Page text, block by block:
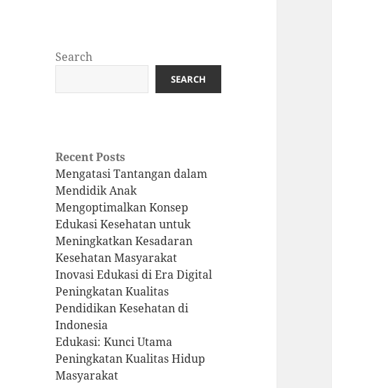
Search
SEARCH
Recent Posts
Mengatasi Tantangan dalam
Mendidik Anak
Mengoptimalkan Konsep
Edukasi Kesehatan untuk
Meningkatkan Kesadaran
Kesehatan Masyarakat
Inovasi Edukasi di Era Digital
Peningkatan Kualitas
Pendidikan Kesehatan di
Indonesia
Edukasi: Kunci Utama
Peningkatan Kualitas Hidup
Masyarakat